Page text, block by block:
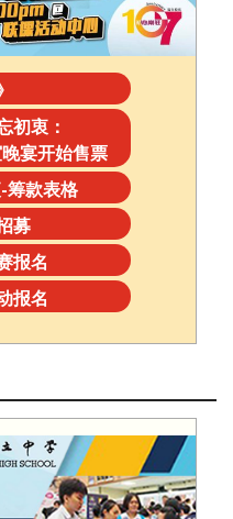
初衷：
晚宴开始售票
筹款表格
募
报名
报名